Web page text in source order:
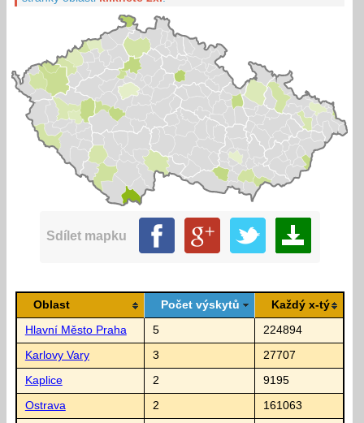
Sdílet mapku
Oblast Počet výskytů Každý x-tý
Hlavní Město Praha 5 224894
Karlovy Vary 3 27707
Kaplice 2 9195
Ostrava 2 161063